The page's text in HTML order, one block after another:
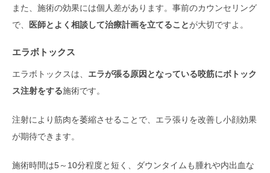
また、施術の効果には個人差があります。事前のカウンセリング
で、 医師とよく相談して治療計画を立てることが大切ですよ。
エラボトックス
エラボトックスは、 エラが張る原因となっている咬筋にボトック
ス注射をする施術です。
注射により筋肉を萎縮させることで、エラ張りを改善し小顔効果
が期待できます。
施術時間は5～10分程度と短く、ダウンタイムも腫れや内出血な